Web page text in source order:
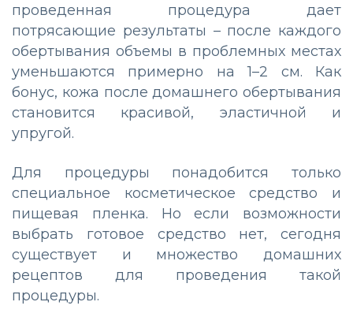
проведенная процедура дает
потрясающие результаты – после каждого
обертывания объемы в проблемных местах
уменьшаются примерно на 1–2 см. Как
бонус, кожа после домашнего обертывания
становится красивой, эластичной и
упругой.
Для процедуры понадобится только
специальное косметическое средство и
пищевая пленка. Но если возможности
выбрать готовое средство нет, сегодня
существует и множество домашних
рецептов для проведения такой
процедуры.